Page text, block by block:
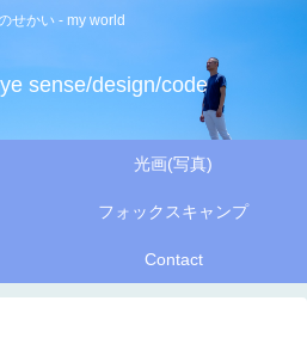
せかい - my world
sense/design/code
光画(写真)
フォックスキャンプ
Contact